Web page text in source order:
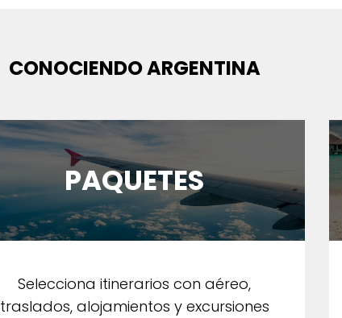
CONOCIENDO ARGENTINA
PAQUETES
Selecciona itinerarios con aéreo,
traslados, alojamientos y excursiones